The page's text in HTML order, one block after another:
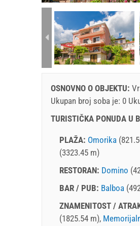
OSNOVNO O OBJEKTU:
Ukupan broj soba je: 0
TURISTIČKA PONUDA U
PLAŽA: Omorika
(3323.45 m)
RESTORAN: Domino
BAR / PUB: Balboa
ZNAMENITOST /
(1825.54 m),